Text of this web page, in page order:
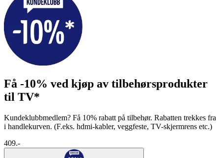
Få -10% ved kjøp av tilbehørsprodukter
til TV*
Kundeklubbmedlem? Få 10% rabatt på tilbehør. Rabatten trekkes fra
i handlekurven. (F.eks. hdmi-kabler, veggfeste, TV-skjermrens etc.)
409.-